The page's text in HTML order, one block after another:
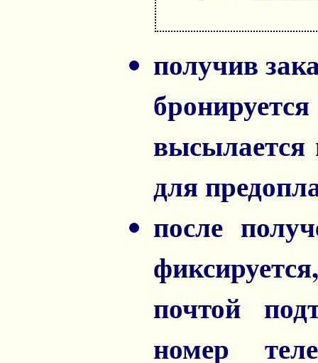
получив
высылается
для
после
почтой
номер